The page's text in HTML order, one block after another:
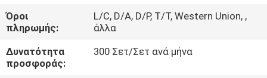
ΖΗΤΉΣΤΕ
ΈΝΑ
ΑΠΌΣΠΑΣΜΑ
Όροι
πληρωμής:
L/C, D/A, D/P, T/T, Western Union, ,
άλλα
Δυνατότητα
προσφοράς:
300 Σετ/Σετ ανά μήνα